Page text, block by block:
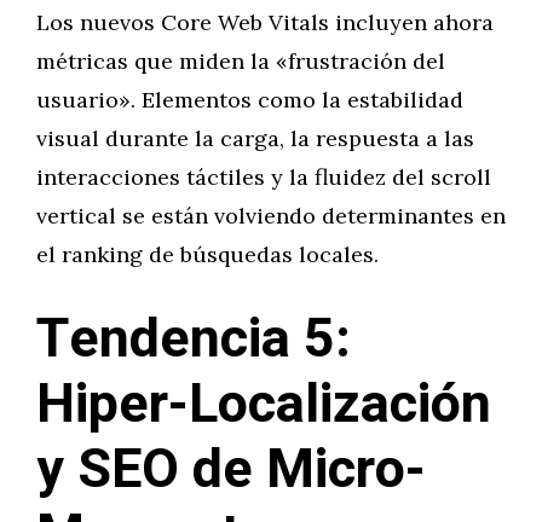
Los nuevos Core Web Vitals incluyen ahora
métricas que miden la «frustración del
usuario». Elementos como la estabilidad
visual durante la carga, la respuesta a las
interacciones táctiles y la fluidez del scroll
vertical se están volviendo determinantes en
el ranking de búsquedas locales.
Tendencia 5:
Hiper-Localización
y SEO de Micro-